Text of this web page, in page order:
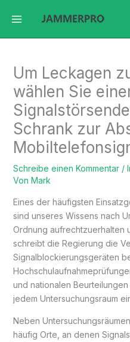
Inhalt
Um Leckagen
wählen Sie
Schrank zur
Schreibe einen Kommentar /
Von Mark
Eines der häufigsten
sind unseres Wissens nach
Ordnung aufrechtzuerhalten
schreibt die Regierung die
Signalblockierungsgeräten
und nationalen
jedem Untersuchungsraum
Neben
häufig Orte, an denen